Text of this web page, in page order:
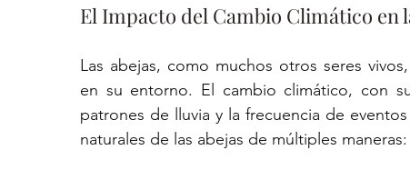
El Impacto del Cambio Climático en
Las abejas, como muchos otros seres
en su entorno. El cambio climático, con
patrones de lluvia y la frecuencia de
naturales de las abejas de múltiples maneras: